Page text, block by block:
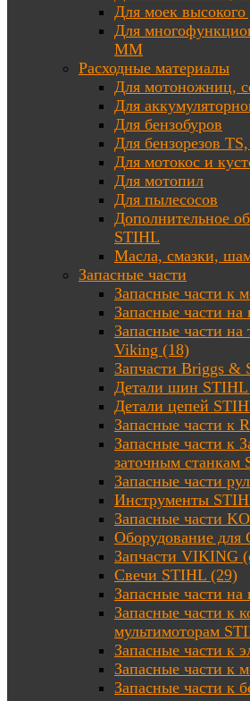
Для моек высокого
Для
MM
Расходные материалы
Для мотоножниц,
Для
Для бензобуров
Для бензорезов
Для мотокос и
Для мотопил
Для пылесосов
Дополнительное
STIHL
Масла, смазки,
Запасные части
Запасные части к
Запасные части
Запасные части на
Viking (18)
Запчасти Briggs &
Детали шин STIHL
Детали цепей
Запасные части к
Запасные части к
заточным станкам
Запасные части
Инструменты
Запасные части
Оборудование
Запчасти VIKING
Свечи STIHL (29)
Запасные части
Запасные части к
мультимоторам
Запасные части к
Запасные части к
Запасные части к